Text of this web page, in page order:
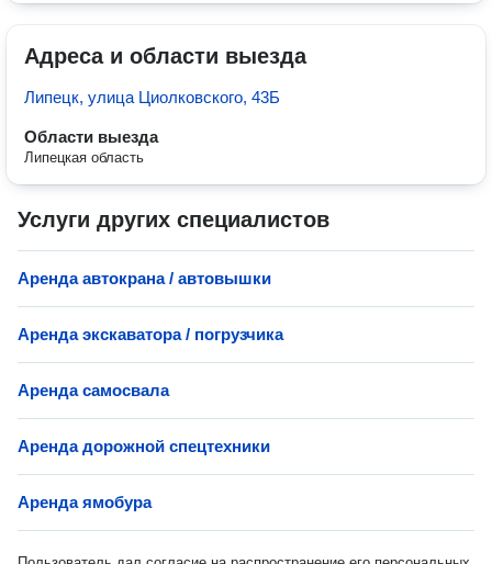
Адреса и области выезда
Липецк, улица Циолковского, 43Б
Области выезда
Липецкая область
Услуги других специалистов
Аренда автокрана / автовышки
Аренда экскаватора / погрузчика
Аренда самосвала
Аренда дорожной спецтехники
Аренда ямобура